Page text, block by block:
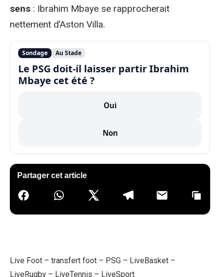
sens : Ibrahim Mbaye se rapprocherait
nettement d’Aston Villa.
Sondage Au Stade
Le PSG doit-il laisser partir Ibrahim
Mbaye cet été ?
Oui
Non
Partager cet article
Live Foot – transfert foot – PSG – LiveBasket –
LiveRugby – LiveTennis – LiveSport